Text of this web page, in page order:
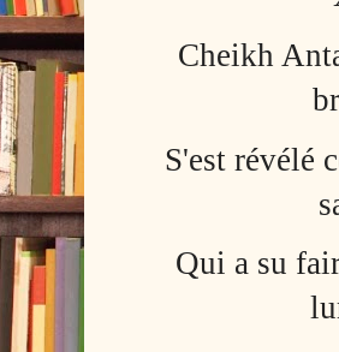
Cheikh
S'est révélé
Qui a su